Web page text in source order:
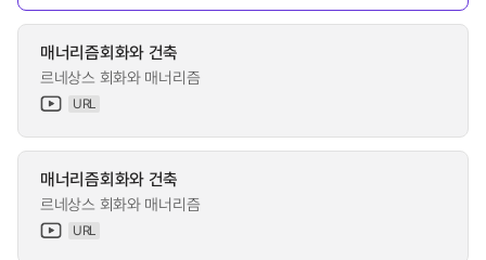
매너리즘회화와 건축
르네상스 회화와 매너리즘
URL
매너리즘회화와 건축
르네상스 회화와 매너리즘
URL